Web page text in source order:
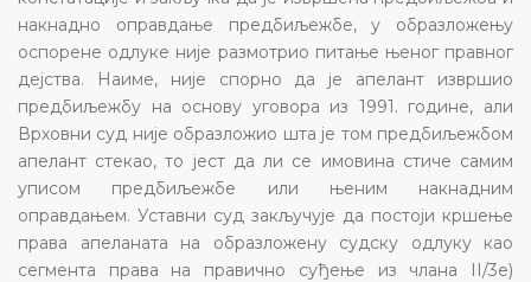
накнадно оправдање предбиљежбе, у образложењу
оспорене одлуке није размотрио питање њеног правног
дејства. Наиме, није спорно да је апелант извршио
предбиљежбу на основу уговора из 1991. године, али
Врховни суд није образложио шта је том предбиљежбом
апелант стекао, то јест да ли се имовина стиче самим
уписом предбиљежбе или њеним накнадним
оправдањем. Уставни суд закључује да постоји кршење
права апеланата на образложену судску одлуку као
сегмента права на правично суђење из члана II/3е)